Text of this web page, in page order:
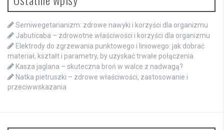
Semiwegetarianizm: zdrowe nawyki i korzyści dla organizmu
Jabuticaba – zdrowotne właściwości i korzyści dla organizmu
Elektrody do zgrzewania punktowego i liniowego: jak dobrać
materiał, kształt i parametry, by uzyskać trwałe połączenia
Kasza jaglana – skuteczna broń w walce z nadwagą?
Natka pietruszki – zdrowe właściwości, zastosowanie i
przeciwwskazania